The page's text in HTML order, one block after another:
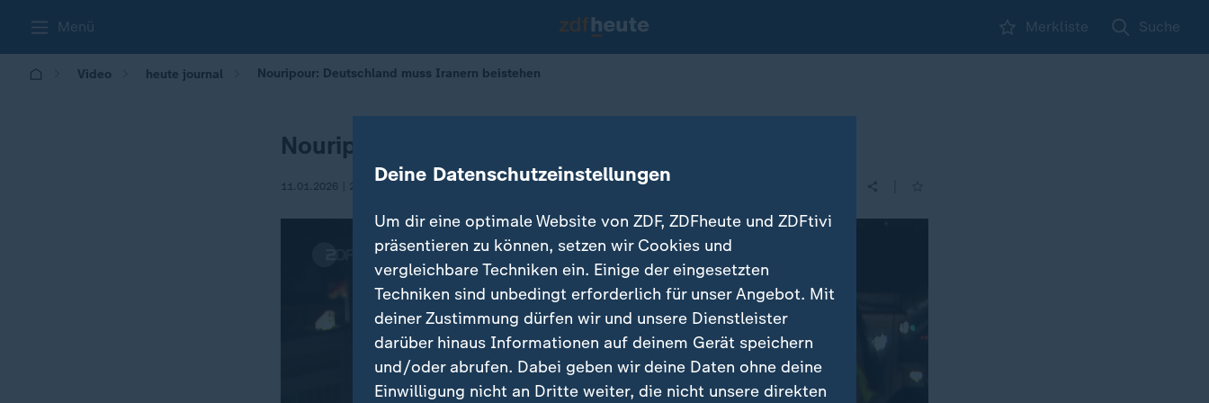
Menü Merkliste Suche
Video heute journal Nouripour: Deutschland muss Iranern beistehen
Nouripour: Deutschland muss Iranern beistehen
11.01.2026 | 21:45 Deine Datenschutzeinstellungen
Um dir eine optimale Website von ZDF, ZDFheute und ZDFtivi
präsentieren zu können, setzen wir Cookies und
vergleichbare Techniken ein. Einige der eingesetzten
Techniken sind unbedingt erforderlich für unser Angebot. Mit
deiner Zustimmung dürfen wir und unsere Dienstleister
darüber hinaus Informationen auf deinem Gerät speichern
und/oder abrufen. Dabei geben wir deine Daten ohne deine
Einwilligung nicht an Dritte weiter, die nicht unsere direkten